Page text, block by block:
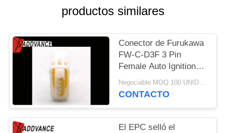
SITIO
POLÍTICA
PRIVACIDAD
productos similares
Conector de Furukawa
FW-C-D3F 3 Pin
Female Auto Ignition
Coil para Subaru
Impreza
Negociable MOQ:100 UNIDADES
CONTACTO
El EPC selló el